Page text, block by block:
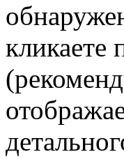
кликаете